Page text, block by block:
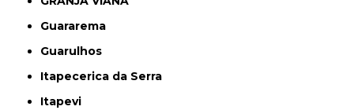
Guararema
Guarulhos
Itapecerica da Serra
Itapevi